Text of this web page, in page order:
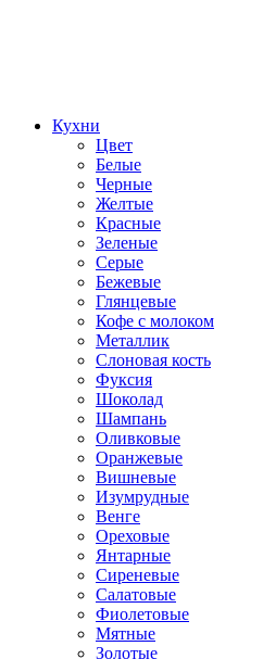
Кухни
Цвет
Белые
Черные
Желтые
Красные
Зеленые
Серые
Бежевые
Глянцевые
Кофе с молоком
Металлик
Слоновая кость
Фуксия
Шоколад
Шампань
Оливковые
Оранжевые
Вишневые
Изумрудные
Венге
Ореховые
Янтарные
Сиреневые
Салатовые
Фиолетовые
Мятные
Золотые